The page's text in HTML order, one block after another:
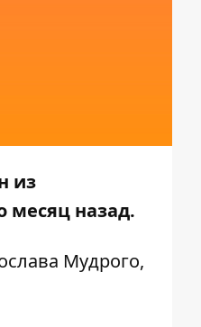
из
месяц назад.
Мудрого,